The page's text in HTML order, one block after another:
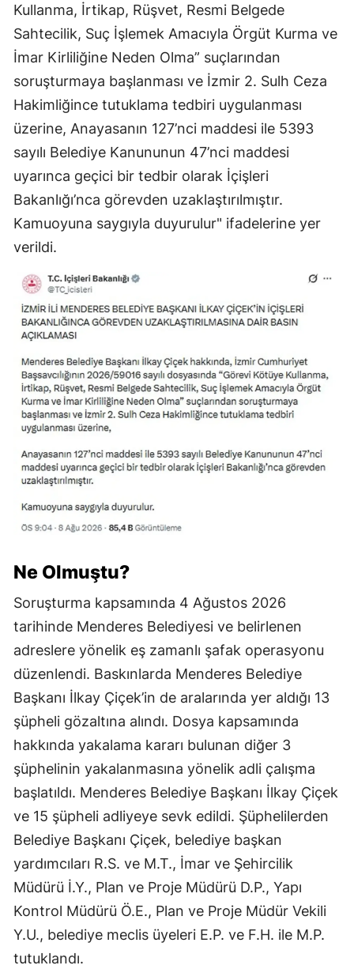
Kullanma, İrtikap, Rüşvet, Resmi Belgede
Sahtecilik, Suç İşlemek Amacıyla Örgüt Kurma ve
İmar Kirliliğine Neden Olma” suçlarından
soruşturmaya başlanması ve İzmir 2. Sulh Ceza
Hakimliğince tutuklama tedbiri uygulanması
üzerine, Anayasanın 127’nci maddesi ile 5393
sayılı Belediye Kanununun 47’nci maddesi
uyarınca geçici bir tedbir olarak İçişleri
Bakanlığı’nca görevden uzaklaştırılmıştır.
Kamuoyuna saygıyla duyurulur" ifadelerine yer
verildi.
Ne Olmuştu?
Soruşturma kapsamında 4 Ağustos 2026
tarihinde Menderes Belediyesi ve belirlenen
adreslere yönelik eş zamanlı şafak operasyonu
düzenlendi. Baskınlarda Menderes Belediye
Başkanı İlkay Çiçek’in de aralarında yer aldığı 13
şüpheli gözaltına alındı. Dosya kapsamında
hakkında yakalama kararı bulunan diğer 3
şüphelinin yakalanmasına yönelik adli çalışma
başlatıldı. Menderes Belediye Başkanı İlkay Çiçek
ve 15 şüpheli adliyeye sevk edildi. Şüphelilerden
Belediye Başkanı Çiçek, belediye başkan
yardımcıları R.S. ve M.T., İmar ve Şehircilik
Müdürü İ.Y., Plan ve Proje Müdürü D.P., Yapı
Kontrol Müdürü Ö.E., Plan ve Proje Müdür Vekili
Y.U., belediye meclis üyeleri E.P. ve F.H. ile M.P.
tutuklandı.